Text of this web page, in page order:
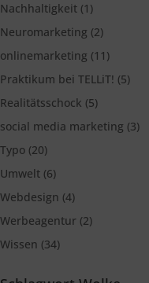
Nachhaltigkeit (1)
Neuromarketing (2)
onlinemarketing (11)
Praktikum bei TELLiT! (5)
Realitätsschock (5)
social media marketing (3)
Typo (20)
Umwelt (6)
Webdesign (4)
Werbeagentur (2)
Wissen (34)